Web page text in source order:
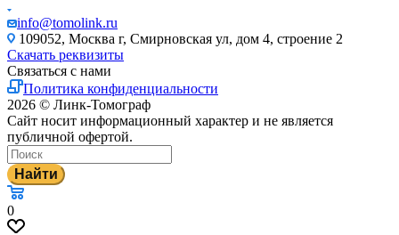
info@tomolink.ru
109052, Москва г, Смирновская ул, дом 4, строение 2
Скачать реквизиты
Связаться с нами
Политика конфиденциальности
2026 © Линк-Томограф
Сайт носит информационный характер и не является
публичной офертой.
Найти
0